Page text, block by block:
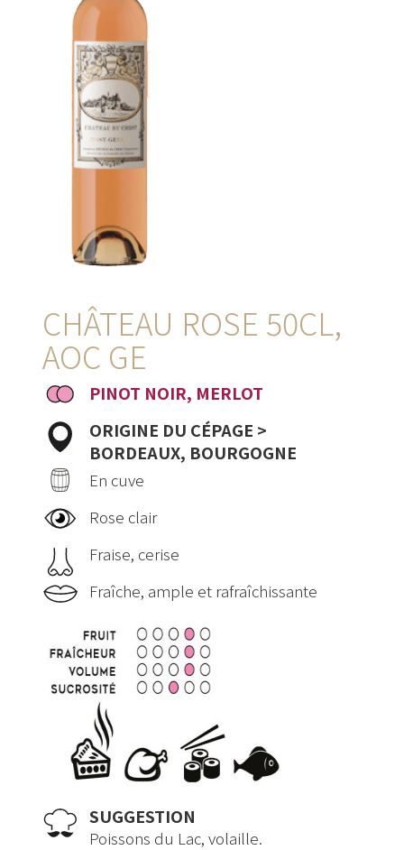
CHÂTEAU ROSE 50CL,
AOC GE
PINOT NOIR, MERLOT
ORIGINE DU CÉPAGE >
BORDEAUX, BOURGOGNE
En cuve
Rose clair
Fraise, cerise
Fraîche, ample et rafraîchissante
SUGGESTION
Poissons du Lac, volaille.